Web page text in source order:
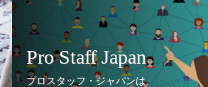
Pro Staff Japan
プロスタッフ・ジャパンは、